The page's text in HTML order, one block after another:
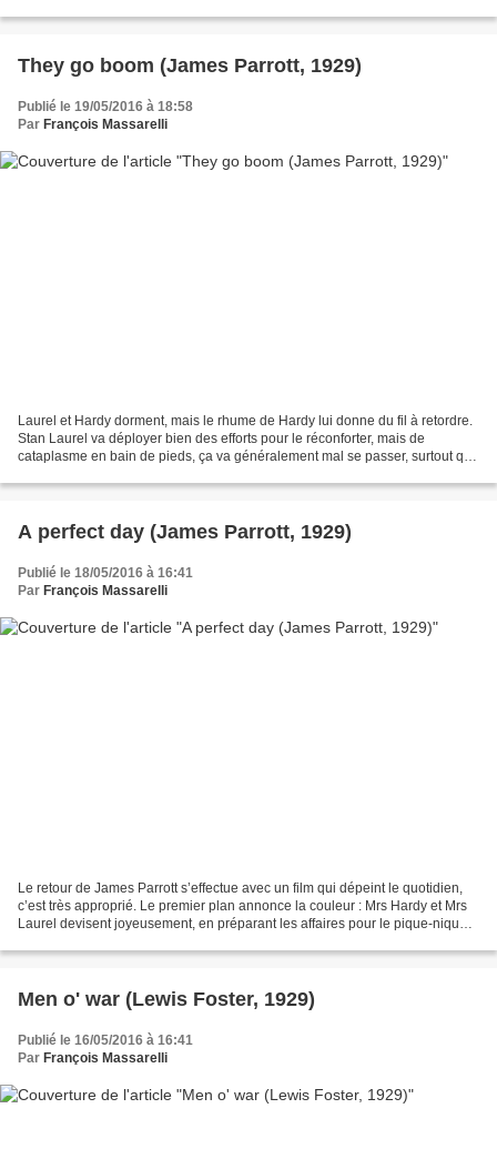
They go boom (James Parrott, 1929)
Publié le 19/05/2016 à 18:58
Par François Massarelli
Laurel et Hardy dorment, mais le rhume de Hardy lui donne du fil à retordre.
Stan Laurel va déployer bien des efforts pour le réconforter, mais de
cataplasme en bain de pieds, ça va généralement mal se passer, surtout que
A perfect day (James Parrott, 1929)
Publié le 18/05/2016 à 16:41
Par François Massarelli
Le retour de James Parrott s’effectue avec un film qui dépeint le quotidien,
c’est très approprié. Le premier plan annonce la couleur : Mrs Hardy et Mrs
Laurel devisent joyeusement, en préparant les affaires pour le pique-nique,
Men o' war (Lewis Foster, 1929)
Publié le 16/05/2016 à 16:41
Par François Massarelli